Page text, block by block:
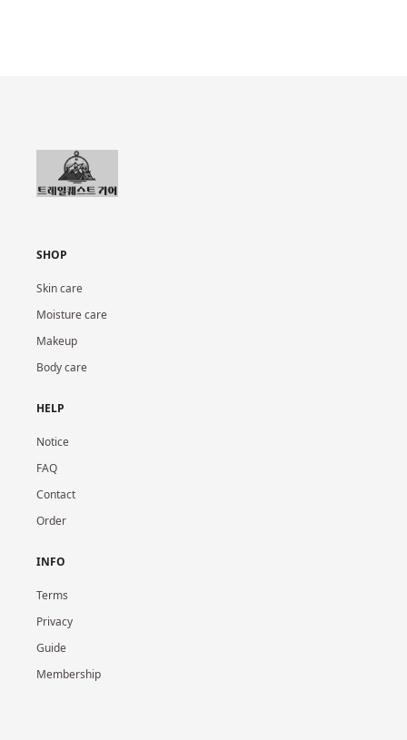
SHOP
Skin care
Moisture care
Makeup
Body care
HELP
Notice
FAQ
Contact
Order
INFO
Terms
Privacy
Guide
Membership